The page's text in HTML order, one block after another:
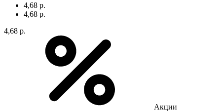
4,68 р.
4,68 р.
4,68 р.
Акции